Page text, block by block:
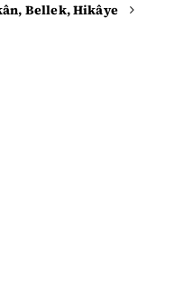
Bellek, Hikâye